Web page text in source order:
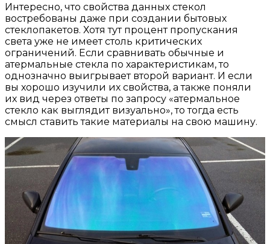
Интересно, что свойства данных стекол
востребованы даже при создании бытовых
стеклопакетов. Хотя тут процент пропускания
света уже не имеет столь критических
ограничений. Если сравнивать обычные и
атермальные стекла по характеристикам, то
однозначно выигрывает второй вариант. И если
вы хорошо изучили их свойства, а также поняли
их вид через ответы по запросу «атермальное
стекло как выглядит визуально», то тогда есть
смысл ставить такие материалы на свою машину.